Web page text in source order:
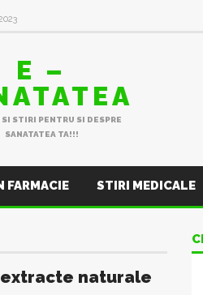
E –
SI STIRI PENTRU SI DESPRE
SANATATEA TA!!!
FARMACIE STIRI MEDICALE
naturale